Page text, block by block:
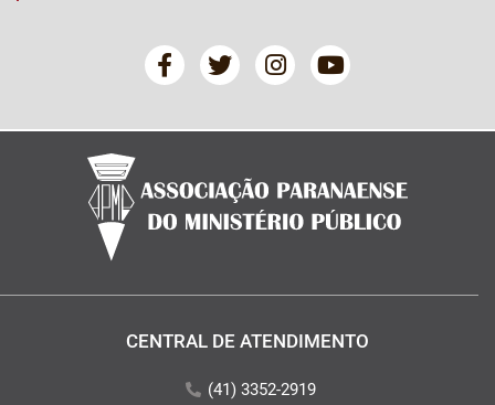
CENTRAL DE ATENDIMENTO
(41) 3352-2919